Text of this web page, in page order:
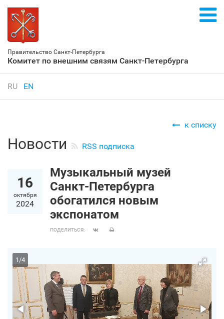
Правительство Санкт‑Петербурга
Комитет по внешним связям Санкт‑Петербурга
RU EN
к списку
Новости RSS подписка
16
октября
2024
Музыкальный музей
Санкт‑Петербурга
обогатился новым
экспонатом
ПОДЕЛИТЬСЯ:
1/4